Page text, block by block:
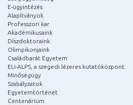
E-ügyintézés
Alapítványok
Professzori kar
Akadémikusaink
Díszdoktoraink
Olimpikonjaink
Családbarát Egyetem
ELI-ALPS, a szegedi lézeres kutatóközpont
Minőségügy
Szabályzatok
Egyetemtörténet
Centenárium